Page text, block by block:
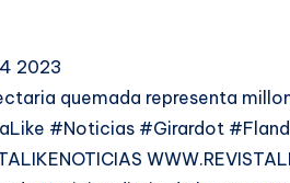
2023
quemada representa
#Noticias #Girardot